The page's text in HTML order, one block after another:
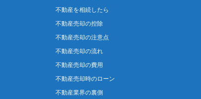
不動産を相続したら
不動産売却の控除
不動産売却の注意点
不動産売却の流れ
不動産売却の費用
不動産売却時のローン
不動産業界の裏側